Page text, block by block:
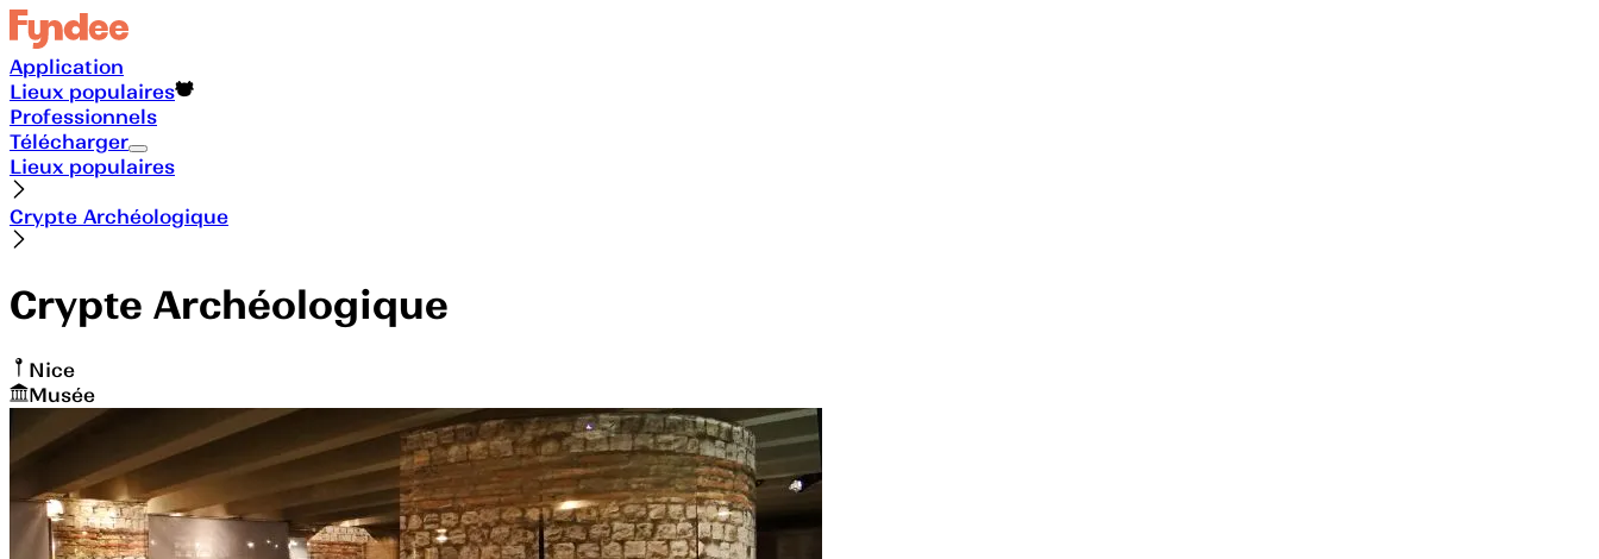
Application
Lieux populaires
Professionnels
Télécharger
Lieux populaires
Crypte Archéologique
Crypte Archéologique
Nice
Musée